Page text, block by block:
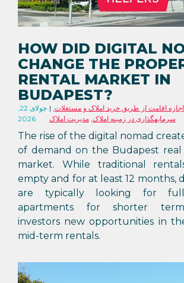
HOW DID DIGITAL
CHANGE THE
RENTAL MARKET IN
BUDAPEST?
جولای 22,
2026
اجازه اقامت از طریق خرید املاک و مستغلات,
سرمایهگذاری در زمینه املاک,مدیریت املاک
The rise of the digital nomad
of demand on the Budapest real
market. While traditional
empty and for at least 12 months,
are typically looking for
apartments for shorter
investors new opportunities in
mid-term rentals.